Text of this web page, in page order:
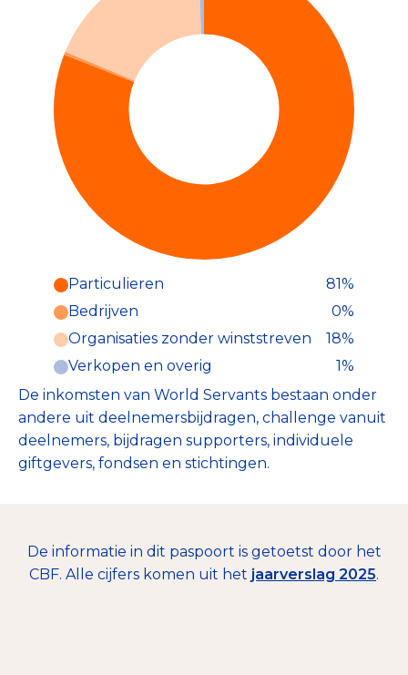
Particulieren (81%)
Deze inkomsten zijn als volgt
onderverdeeld:
Particulieren
81%
Bedrijven
0%
Organisaties zonder winststreven
18%
Verkopen en overig
1%
De inkomsten van World Servants bestaan onder
andere uit deelnemersbijdragen, challenge vanuit
deelnemers, bijdragen supporters, individuele
giftgevers, fondsen en stichtingen.
De informatie in dit paspoort is getoetst door het
CBF. Alle cijfers komen uit het jaarverslag 2025.